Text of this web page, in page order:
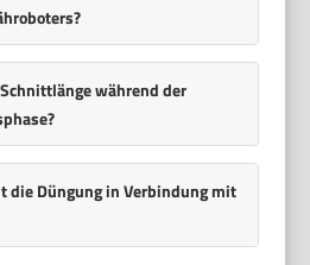
während der
die Düngung in Verbindung mit